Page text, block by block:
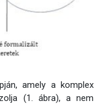
amely a komplex
(1. ábra), a nem